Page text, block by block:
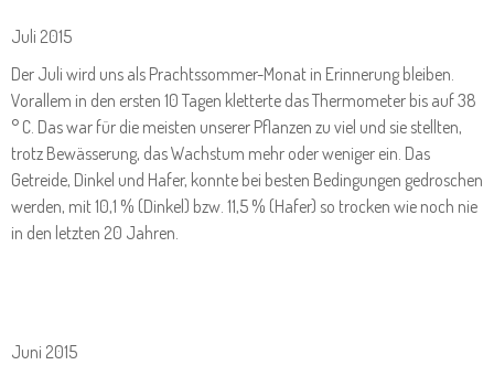
Juli 2015
Der Juli wird uns als Prachtssommer-Monat in Erinnerung bleiben.
Vorallem in den ersten 10 Tagen kletterte das Thermometer bis auf 38
° C. Das war für die meisten unserer Pflanzen zu viel und sie stellten,
trotz Bewässerung, das Wachstum mehr oder weniger ein. Das
Getreide, Dinkel und Hafer, konnte bei besten Bedingungen gedroschen
werden, mit 10,1 % (Dinkel) bzw. 11,5 % (Hafer) so trocken wie noch nie
in den letzten 20 Jahren.
Juni 2015